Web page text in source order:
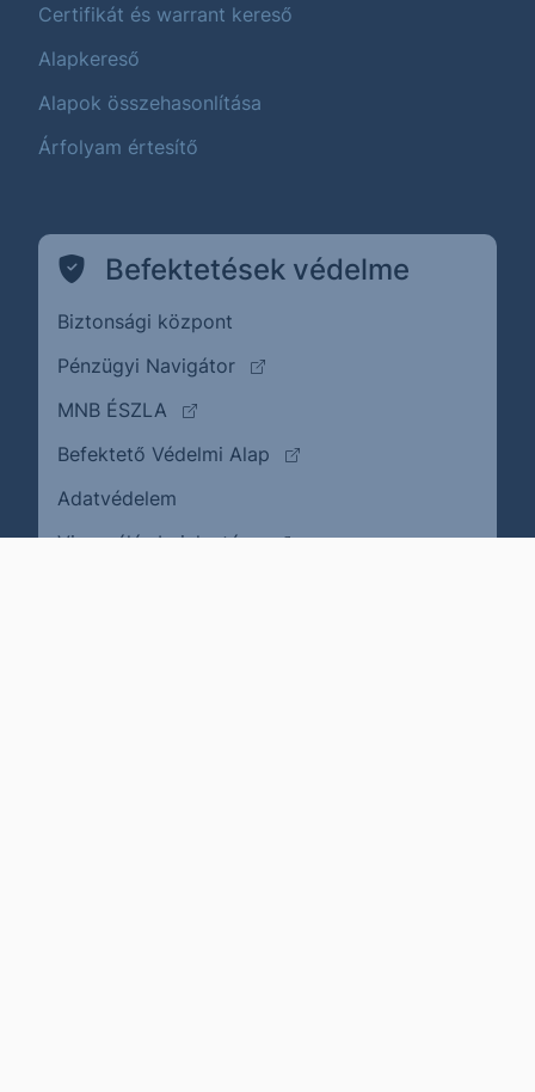
Certifikát és warrant kereső
Alapkereső
Alapok összehasonlítása
Árfolyam értesítő
Befektetések védelme
Biztonsági központ
Pénzügyi Navigátor
(külső oldalra ugrik)
MNB ÉSZLA
(külső oldalra ugrik)
Befektető Védelmi Alap
(külső oldalra ugrik)
Adatvédelem
Visszaélés bejelentése(külső oldalra ugrik)